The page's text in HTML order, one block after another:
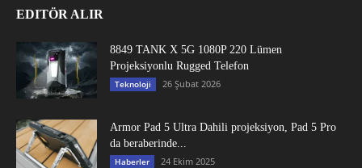
EDITÖR ALIR
8849 TANK X 5G 1080P 220 Lümen
Projeksiyonlu Rugged Telefon
Teknoloji 26 Şubat 2026
Armor Pad 5 Ultra Dahili projeksiyon, Pad 5 Pro
da beraberinde...
Haberler 24 Ekim 2025